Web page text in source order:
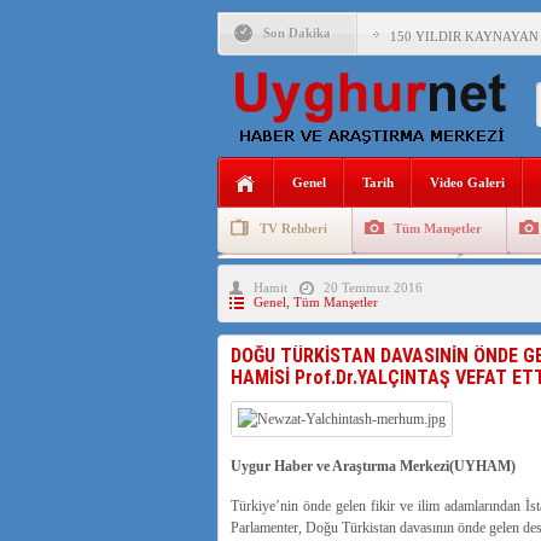
Son Dakika 150 YILDIR
ÇİN’İN UYGUR
ÇİN’İN ANKARA
İŞGALCİ ÇİN’DEN
İŞGALCİ ÇİN,DOĞU
Genel Tarih Video Galeri
TV Rehberi Tüm Manşetler
Uygurlarda Düğün ve Cenaze
Hamit
20 Temmuz 2016
Genel Tüm Manşetler
DOĞU TÜRKİSTAN DAVASINİN ÖNDE
HAMİSİ Prof.Dr.YALÇINTAŞ VEFAT
Uygur Haber ve Araştırma Merkezi(UYHAM)
Türkiye’nin önde gelen fikir ve ilim adamlarından
Parlamenter, Doğu Türkistan davasının önde gelen